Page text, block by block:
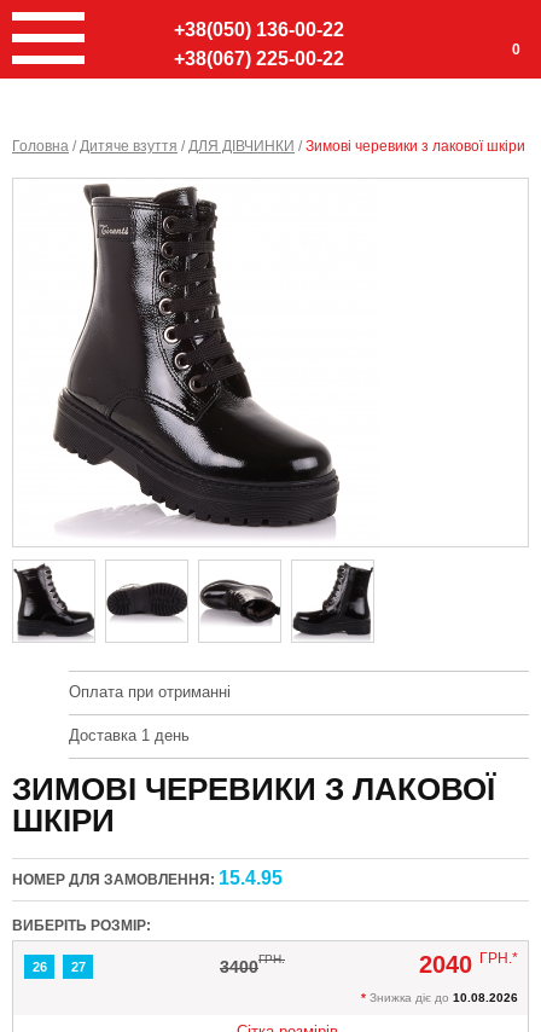
+38(050) 136-00-22
+38(067) 225-00-22
0
Головна /Дитяче взуття /ДЛЯ ДІВЧИНКИ /Зимові черевики з лакової шкіри
Оплата при отриманні
Доставка 1 день
ЗИМОВІ ЧЕРЕВИКИ З ЛАКОВОЇ
ШКІРИ
НОМЕР ДЛЯ ЗАМОВЛЕННЯ: 15.4.95
ВИБЕРІТЬ РОЗМІР:
26 27 3400ГРН. 2040 ГРН.*
* Знижка діє до 10.08.2026